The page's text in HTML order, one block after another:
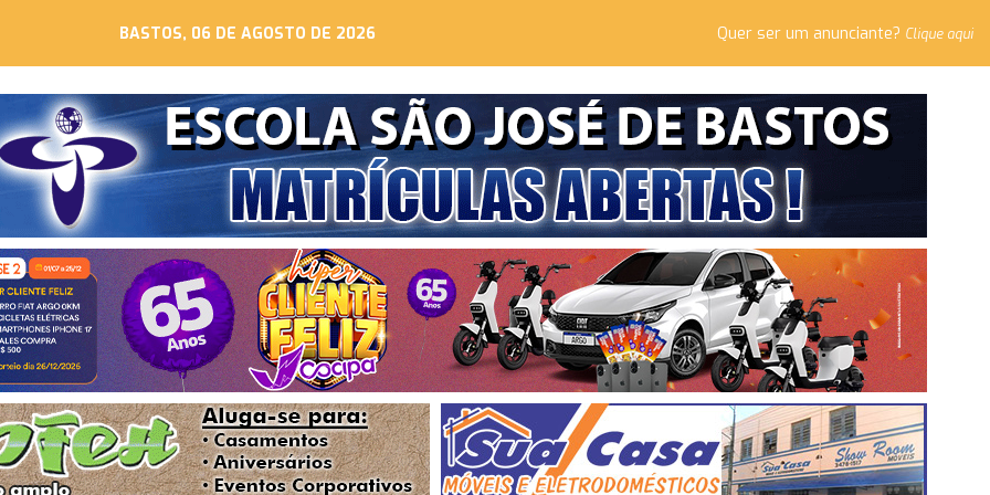
BASTOS, 06 DE AGOSTO DE 2026 Quer ser um anunciante? Clique aqui